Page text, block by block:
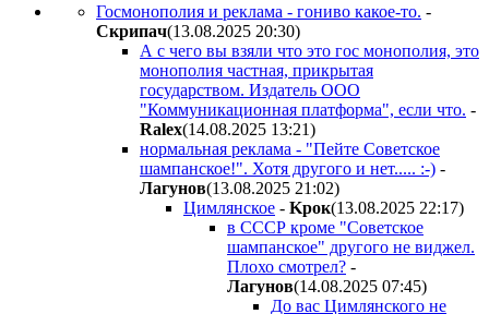
Госмонополия и реклама - гониво какое-то. -
Cкpипaч(13.08.2025 20:30)
А с чего вы взяли что это гос монополия, это
монополия частная, прикрытая
государством. Издатель ООО
"Коммуникационная платформа", если что. -
Ralex(14.08.2025 13:21)
нормальная реклама - "Пейте Советское
шампанское!". Хотя другого и нет..... :-) -
Лaгyнoв(13.08.2025 21:02)
Цимлянское - Kpoк(13.08.2025 22:17)
в СССР кроме "Советское
шампанское" другого не виджел.
Плохо смотрел? -
Лaгyнoв(14.08.2025 07:45)
До вас Цимлянского не